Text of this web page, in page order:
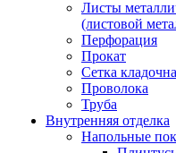
Листы
(листовой
Перфорация
Прокат
Сетка
Проволока
Труба
Внутренняя отделка
Напольные